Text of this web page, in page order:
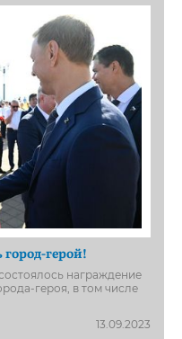
герой!
награждение
героя, в том числе
13.09.2023